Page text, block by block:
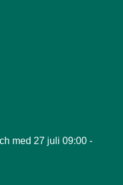
med 27 juli 09:00 -